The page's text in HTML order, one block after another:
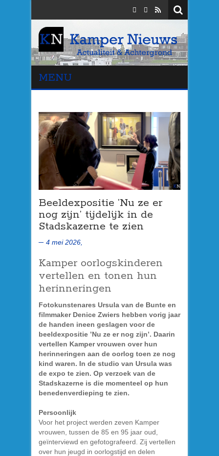
MENU
Beeldexpositie ’Nu ze er
nog zijn’ tijdelijk in de
Stadskazerne te zien
4 mei 2026,
Kamper oorlogskinderen
vertellen en tonen hun
herinneringen
Fotokunstenares Ursula van de Bunte en
filmmaker Denice Zwiers hebben vorig jaar
de handen ineen geslagen voor de
beeldexpositie ’Nu ze er nog zijn’. Daarin
vertellen Kamper vrouwen over hun
herinneringen aan de oorlog toen ze nog
kind waren. In de studio van Ursula was
de expo te zien. Op verzoek van de
Stadskazerne is die momenteel op hun
benedenverdieping te zien.
Persoonlijk
Voor het project werden zeven Kamper
vrouwen, tussen de 85 en 95 jaar oud,
geïnterviewd en gefotografeerd. Zij vertellen
over hun jeugd in oorlogstijd en delen